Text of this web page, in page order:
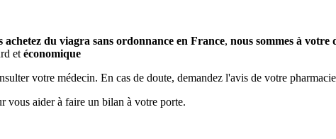
achetez du viagra sans ordonnance en France, nous sommes à votre
et économique
votre médecin. En cas de doute, demandez l'avis de votre
vous aider à faire un bilan à votre porte.